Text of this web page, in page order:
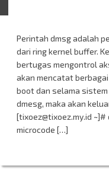
Perintah dmsg adalah
dari ring kernel buffer.
bertugas mengontrol
akan mencatat
boot dan selama
dmesg, maka akan
[tixoez@tixoez.my.id
microcode […]